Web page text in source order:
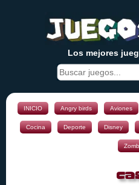
Los mejores
INICIO Angry birds Aviones
Cocina Deporte Disney